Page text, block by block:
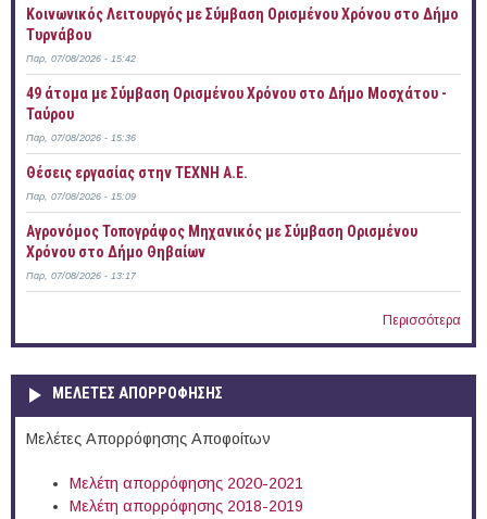
Κοινωνικός Λειτουργός με Σύμβαση Ορισμένου Χρόνου στο Δήμο
Τυρνάβου
Παρ, 07/08/2026 - 15:42
49 άτομα με Σύμβαση Ορισμένου Χρόνου στο Δήμο Μοσχάτου -
Ταύρου
Παρ, 07/08/2026 - 15:36
Θέσεις εργασίας στην ΤΕΧΝΗ Α.Ε.
Παρ, 07/08/2026 - 15:09
Αγρονόμος Τοπογράφος Μηχανικός με Σύμβαση Ορισμένου
Χρόνου στο Δήμο Θηβαίων
Παρ, 07/08/2026 - 13:17
Περισσότερα
ΜΕΛΕΤΕΣ ΑΠΟΡΡΟΦΗΣΗΣ
Μελέτες Απορρόφησης Αποφοίτων
Μελέτη απορρόφησης 2020-2021
Μελέτη απορρόφησης 2018-2019